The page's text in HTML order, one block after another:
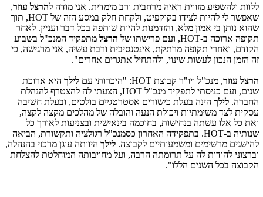
ללוות ולהשפיע מזווית ראיה מרחבית ורב מימדית. אני מודה להרצל עוזר,
שאפשר לי להיות לצידו בקוקפיט, ולקחת חלק במסע הזה של HOT, תוך
שהוא נותן בי אמון מלא, והזדמנות להיות שותפה בכל דבר ועניין. לאחר
תקופה ארוכה ב-HOT, ועם פרישתו של הרצל מתפקיד המנכ"ל בשבוע
הקודם, ואחרי תקופה מרתקת, אינטנסיבית ורבת עשיה, אני מרגישה, כי
זה הזמן הנכון לעשות שינוי, ולהתחיל אתגרים אחרים".
הרצל עוזר, מנכ"ל ויו"ר קבוצת HOT: "היכרותי עם לילך היא ארוכת
שנים, ועם כניסתי לתפקיד מנכ"ל HOT, הצעתי לה להצטרף להנהלת
החברה. לילך הינה בעלת כישורים אסטרטגיים בולטים, ובעלת חשיבה
עסקית לצד משימתיות ויכולת הנעה והובלה של מהלכים מקצה לקצה,
ואת כל אלו עשתה בנחישות, בחוכמה בינאישית ובצניעות לאורך כל
שנותיה ב-HOT. בתפקידה האחרון כסמנכ"ל רגולציה ותקשורת, הביאה
להישגים מרשימים ומשמעותיים לקבוצה. לילך היוותה עוגן מרכזי בהנהלה,
וברצוני להודות לה על תרומתה הרבה, ועל מחויבותה המוחלטת להצלחת
הקבוצה בכל השנים הללו".